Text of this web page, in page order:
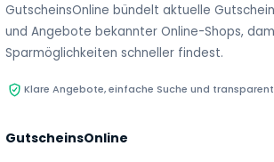
GutscheinsOnline bündelt aktuelle
und Angebote bekannter Online-Shops,
Sparmöglichkeiten schneller findest.
Klare Angebote, einfache Suche und
GutscheinsOnline